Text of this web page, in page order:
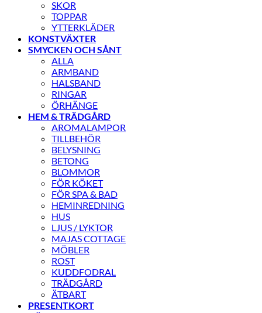
SKOR
TOPPAR
YTTERKLÄDER
KONSTVÄXTER
SMYCKEN OCH SÅNT
ALLA
ARMBAND
HALSBAND
RINGAR
ÖRHÄNGE
HEM & TRÄDGÅRD
AROMALAMPOR
TILLBEHÖR
BELYSNING
BETONG
BLOMMOR
FÖR KÖKET
FÖR SPA & BAD
HEMINREDNING
HUS
LJUS / LYKTOR
MAJAS COTTAGE
MÖBLER
ROST
KUDDFODRAL
TRÄDGÅRD
ÄTBART
PRESENTKORT